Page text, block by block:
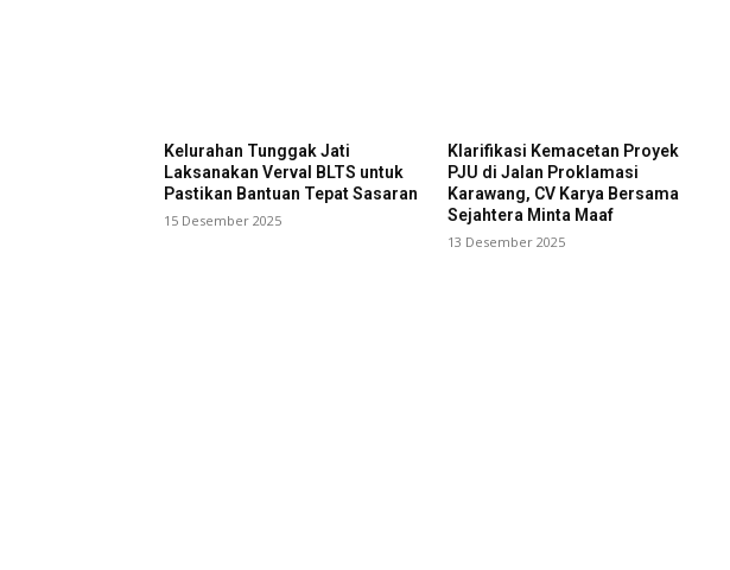
Kelurahan Tunggak Jati
Laksanakan Verval BLTS untuk
Pastikan Bantuan Tepat Sasaran
15 Desember 2025
Klarifikasi Kemacetan Proyek
PJU di Jalan Proklamasi
Karawang, CV Karya Bersama
Sejahtera Minta Maaf
13 Desember 2025